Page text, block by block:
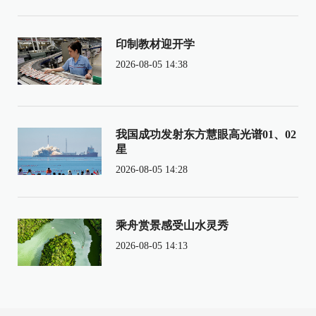
印制教材迎开学
2026-08-05 14:38
我国成功发射东方慧眼高光谱01、02
星
2026-08-05 14:28
乘舟赏景感受山水灵秀
2026-08-05 14:13